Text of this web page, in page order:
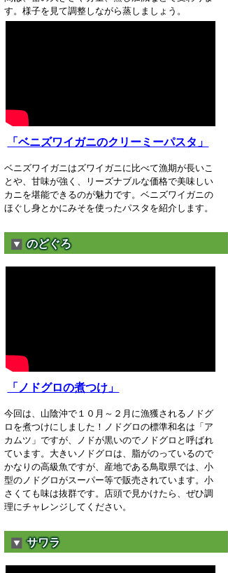
す。様子を見て調整しながら蒸しましょう。
「ベニズワイガニのクリーミーパスタ」
ベニズワイガニはズワイガニに比べて漁期が長いこ
とや、甘味が強く、リーズナブルな価格で美味しい
カニを堪能できるのが魅力です。ベニズワイガニの
ほぐし身とかにみそを使ったパスタを紹介します。
のどぐろ
「ノドグロの煮つけ」
今回は、山陰沖で１０月～２月に漁獲されるノドグ
ロを煮つけにしました！ノドグロの標準和名は「ア
カムツ」ですが、ノドが黒いのでノドグロと呼ばれ
ています。大きいノドグロは、脂がのっているので
かなりの高級魚ですが、産地である鳥取県では、小
型のノドグロがスーパー等で販売されています。小
さくても味は抜群です。店頭で見かけたら、ぜひ調
理にチャレンジしてください。
サワラ